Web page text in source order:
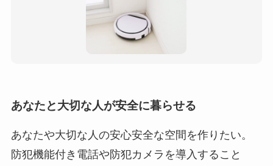
あなたと大切な人が安全に暮らせる
あなたや大切な人の安心安全な空間を作りたい。
防犯機能付き電話や防犯カメラを導入すること